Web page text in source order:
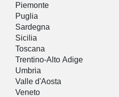
Piemonte
Puglia
Sardegna
Sicilia
Toscana
Trentino-Alto Adige
Umbria
Valle d'Aosta
Veneto